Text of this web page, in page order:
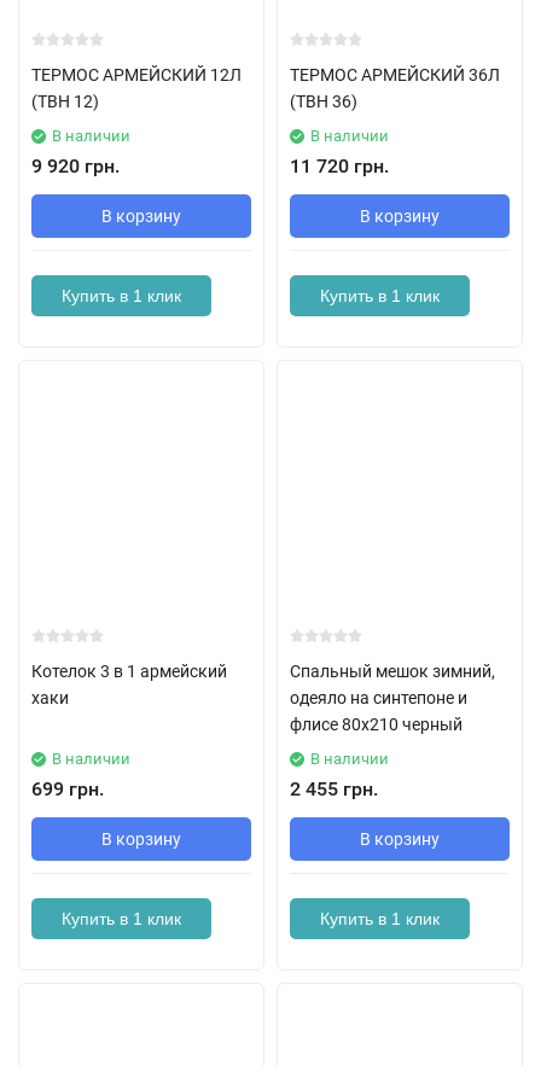
ТЕРМОС АРМЕЙСКИЙ 12Л
(ТВН 12)
В наличии
9 920 грн.
В корзину
Купить в 1 клик
ТЕРМОС АРМЕЙСКИЙ 36Л
(ТВН 36)
В наличии
11 720 грн.
В корзину
Купить в 1 клик
Котелок 3 в 1 армейский
хаки
В наличии
699 грн.
В корзину
Купить в 1 клик
Спальный мешок зимний,
одеяло на синтепоне и
флисе 80х210 черный
В наличии
2 455 грн.
В корзину
Купить в 1 клик